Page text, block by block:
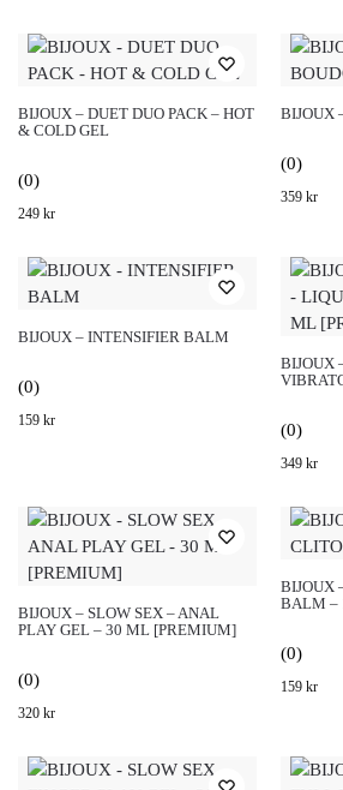
BIJOUX – DUET DUO PACK – HOT
& COLD GEL
(0)
249 kr
BIJOUX
(0)
359 kr
BIJOUX – INTENSIFIER BALM
(0)
159 kr
BIJOUX
(0)
349 kr
BIJOUX – SLOW SEX – ANAL
PLAY GEL – 30 ML [PREMIUM]
(0)
320 kr
BIJOUX
BALM –
(0)
159 kr